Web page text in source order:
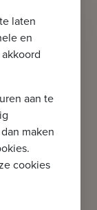
Oostkamp
laten
en
aan te
maken
cookies